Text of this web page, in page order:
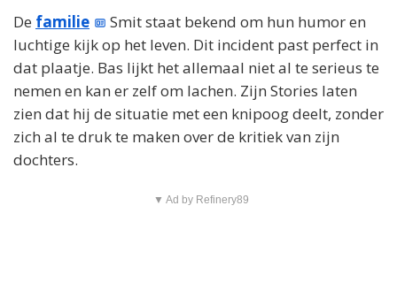
De familie
Smit staat bekend om hun humor en
luchtige kijk op het leven. Dit incident past perfect in
dat plaatje. Bas lijkt het allemaal niet al te serieus te
nemen en kan er zelf om lachen. Zijn Stories laten
zien dat hij de situatie met een knipoog deelt, zonder
zich al te druk te maken over de kritiek van zijn
dochters.
▼ Ad by Refinery89